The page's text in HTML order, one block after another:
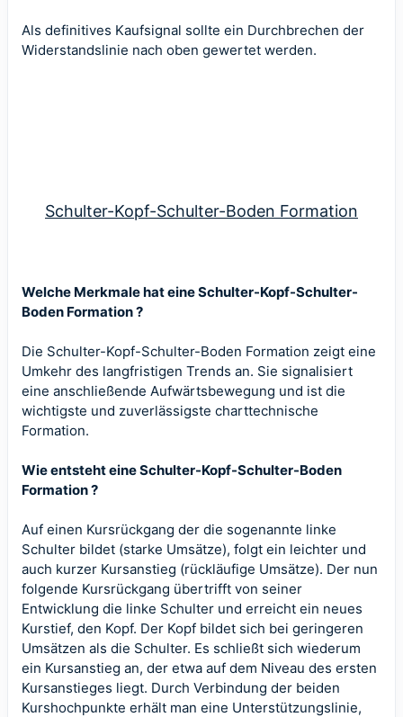
Als definitives Kaufsignal sollte ein Durchbrechen der
Widerstandslinie nach oben gewertet werden.
Schulter-Kopf-Schulter-Boden Formation
Welche Merkmale hat eine Schulter-Kopf-Schulter-
Boden Formation ?
Die Schulter-Kopf-Schulter-Boden Formation zeigt eine
Umkehr des langfristigen Trends an. Sie signalisiert
eine anschließende Aufwärtsbewegung und ist die
wichtigste und zuverlässigste charttechnische
Formation.
Wie entsteht eine Schulter-Kopf-Schulter-Boden
Formation ?
Auf einen Kursrückgang der die sogenannte linke
Schulter bildet (starke Umsätze), folgt ein leichter und
auch kurzer Kursanstieg (rückläufige Umsätze). Der nun
folgende Kursrückgang übertrifft von seiner
Entwicklung die linke Schulter und erreicht ein neues
Kurstief, den Kopf. Der Kopf bildet sich bei geringeren
Umsätzen als die Schulter. Es schließt sich wiederum
ein Kursanstieg an, der etwa auf dem Niveau des ersten
Kursanstieges liegt. Durch Verbindung der beiden
Kurshochpunkte erhält man eine Unterstützungslinie,